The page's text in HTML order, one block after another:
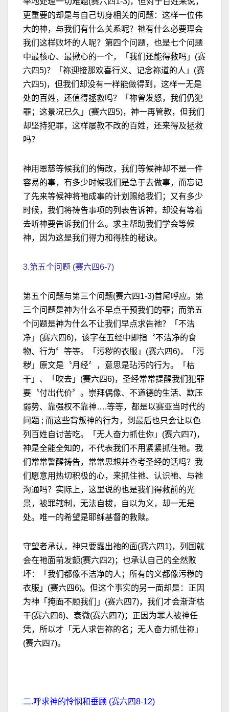
更重要的却是与自己切身相关的问题：这样一位伟
大的神，与我们有什么关系呢？祂有什么必要理会
我们这样败坏的人呢？第四个问题，也是七个问题
中最核心、最揪心的一个，「我们还能得救吗」(赛
六四5)？「祢迎接那欢喜行义、记念祢道的人」(赛
六四5)，但我们却没有一样能做得到，这样一无是
处的百姓，还值得拯救吗？「祢曾发怒，我们仍犯
罪；这景况已久」(赛六四5)，神一再管教，但我们
却坚持犯罪，这样屡教不改的百姓，还来得及拯救
吗？
神用恩慈等候我们的悔改，我们等候神却不是一件
容易的事，有多少时候我们是急于去做事，而忘记
了先来等候神将祂成事的计划赐给我们；又有多少
时候，我们将祷告事项的列表告诉神，却没有等着
去听神要告诉我们什么。求主帮助我们学会等候
神，因为这是我们得力和得胜的秘诀。
3.第五个问题 (赛六四6-7)
第五个问题与第三个问题(赛六四1-3)首尾呼应。第
三个问题是神为什么不早点干预我们的罪；而第五
个问题是神为什么不让我们早点求告祂？「不洁
净」(赛六四6)，该字在五经中即指〝不洁净的食
物、行为〞等等。「污秽的衣服」(赛六四6)，「污
秽」原文是〝月经〞，意思是玷污的行为。「枯
干」、「吹去」(赛六四6)，圣经常常提醒我们犯罪
要〝付出代价〞。崇拜偶像、不道德的生活、欺压
弱势、靠强权不靠神….等等，都是以赛亚当时代的
问题 ; 而这些背叛神的行为，到最后也只会让以色
列百姓自讨苦吃。「无人奋力抓住你」(赛六四7)，
神是全能全知的，不代表我们不用紧紧抓住祂。我
们常常警醒祷告，常常思想并查考圣经的话吗？我
们愿意用热切积极的心，来抓住祂、认识祂、与祂
沟通吗？实际上，这里说的也是我们得救前的光
景，被罪辖制，无法自拔，自以为义，却一无是
处。唯一的希望是耶稣基督的救赎。
守望者承认，神只要露出祂的面(赛六四1)，列国就
会在祂面前发颤(赛六四2)；也承认自己的全然败
坏：「我们都像不洁净的人；所有的义都像污秽的
衣服」(赛六四6)。但这个事实的另一面却是：正因
为神「掩面不顾我们」(赛六四7)，我们才会渐渐枯
干(赛六四6)、衰微(赛六四7)；正因为罪人被神任
凭，所以才「无人求告祢的名；无人奋力抓住祢」
(赛六四7)。
二.呼求神的怜悯和垂顾 (赛六四8-12)